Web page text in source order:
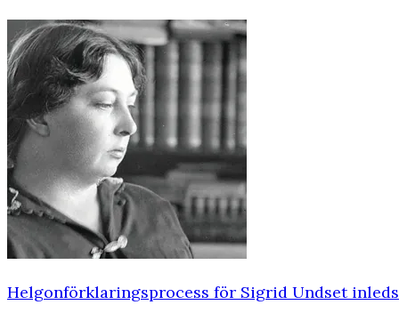
Helgonförklaringsprocess för Sigrid Undset inleds